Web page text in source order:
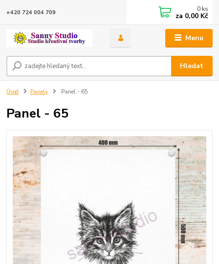
Menu
Hledat
+420 724 004 709 0 ks
za 0,00 Kč
Úvod Panely Panel - 65
Panel - 65